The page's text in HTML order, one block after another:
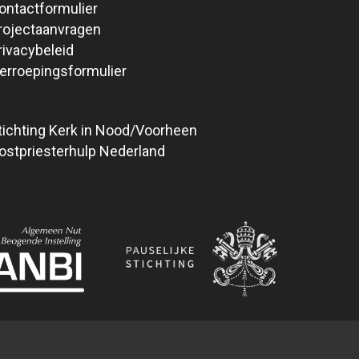
Kerk in Nood/Voorheen
Nederland